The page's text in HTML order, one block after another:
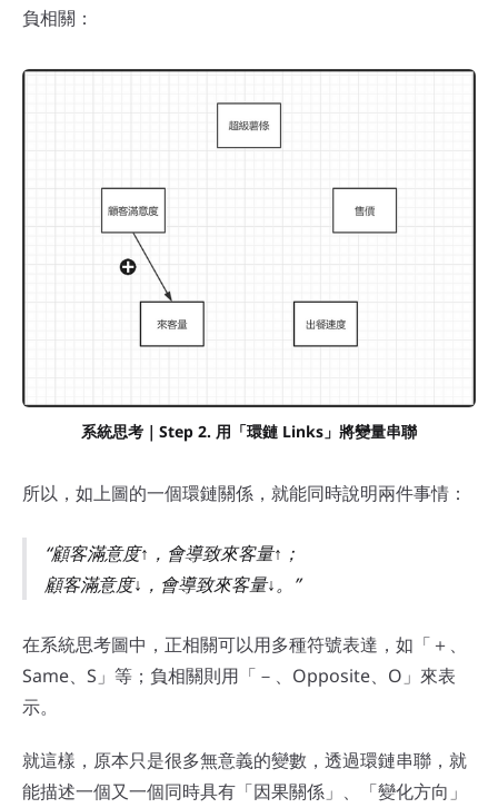
負相關：
系統思考｜Step 2. 用「環鏈 Links」將變量串聯
所以，如上圖的一個環鏈關係，就能同時說明兩件事情：
顧客滿意度↑ ，會導致來客量↑ ；
顧客滿意度↓ ，會導致來客量↓。
在系統思考圖中，正相關可以用多種符號表達，如「＋、
Same、S」等；負相關則用「－、Opposite、O」來表
示。
就這樣，原本只是很多無意義的變數，透過環鏈串聯，就
能描述一個又一個同時具有「因果關係」、「變化方向」